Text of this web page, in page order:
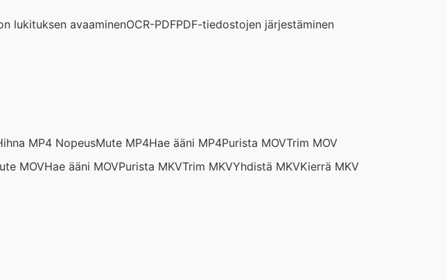
lukituksen avaaminenOCR-PDFPDF-tiedostojen järjestäminen
MP4 NopeusMute MP4Hae ääni MP4Purista MOVTrim MOV
MOVHae ääni MOVPurista MKVTrim MKVYhdistä MKVKierrä MKV